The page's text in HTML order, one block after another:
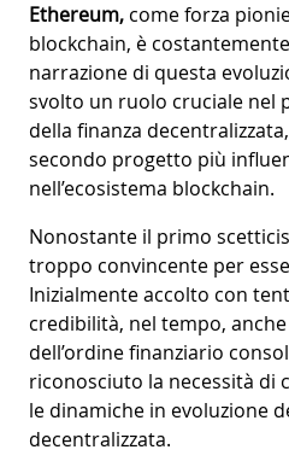
Ethereum, come forza
blockchain, è
narrazione di questa
svolto un ruolo cruciale nel
della finanza
secondo progetto più
nell’ecosistema blockchain.
Nonostante il primo
troppo convincente per
Inizialmente accolto con
credibilità, nel tempo,
dell’ordine finanziario
riconosciuto la necessità di
le dinamiche in evoluzione
decentralizzata.